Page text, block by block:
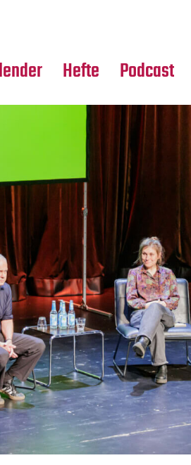
Hefte Podcast